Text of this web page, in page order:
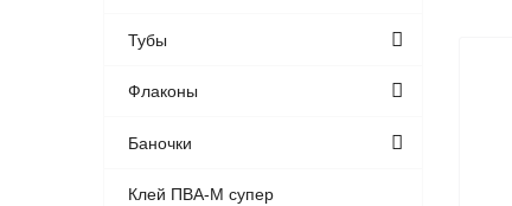
Тубы
Флаконы
Баночки
Клей ПВА-М супер